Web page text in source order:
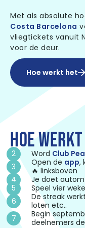
Met als absolute
Costa Barcelona
vliegtickets vanuit
voor de deur.
Hoe werkt het
HOE
Word Club
Open de app,
🔥 linksboven
Je doet
Speel vier
De streak
loten etc..
Begin
deelnemers